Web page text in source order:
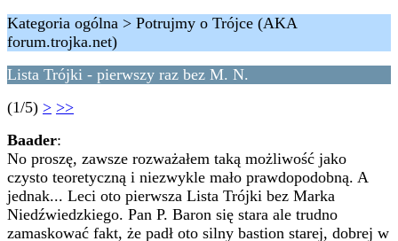
Kategoria ogólna > Potrujmy o Trójce (AKA
forum.trojka.net)
Lista Trójki - pierwszy raz bez M. N.
(1/5) > >>
Baader:
No proszę, zawsze rozważałem taką możliwość jako
czysto teoretyczną i niezwykle mało prawdopodobną. A
jednak... Leci oto pierwsza Lista Trójki bez Marka
Niedźwiedzkiego. Pan P. Baron się stara ale trudno
zamaskować fakt, że padł oto silny bastion starej, dobrej w